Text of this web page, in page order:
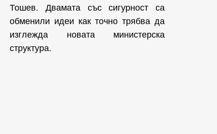
Тошев. Двамата със сигурност са
обменили идеи как точно трябва да
изглежда новата министерска
структура.